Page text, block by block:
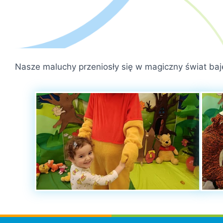
Nasze maluchy przeniosły się w magiczny świat